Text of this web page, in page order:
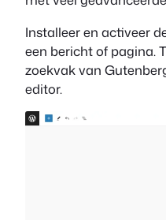
Installeer en activeer
een bericht of pagina.
zoekvak van
editor.